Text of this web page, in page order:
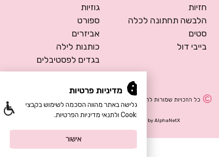
חזיות
הלבשה תחתונה לכלה
סטים
בייבי דול
גוזיות
ספורט
אביזרים
כותנות לילה
בגדים לפסטיבלים
כל הזכויות שמורות להרמוסה – הלבשה תחתונה
Development byAlphaNetX
מדיניות פרטיות
הגלישה באתר מהווה הסכמה לשימוש בקבצי
Cookie ולתנאי מדיניות הפרטיות.
אישור